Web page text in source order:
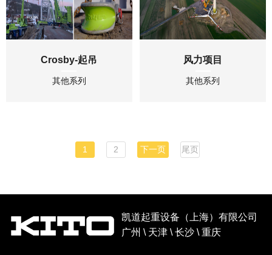
Crosby-起吊
其他系列
风力项目
其他系列
1 2 下一页 尾页
凯道起重设备（上海）有限公司
广州 \ 天津 \ 长沙 \ 重庆